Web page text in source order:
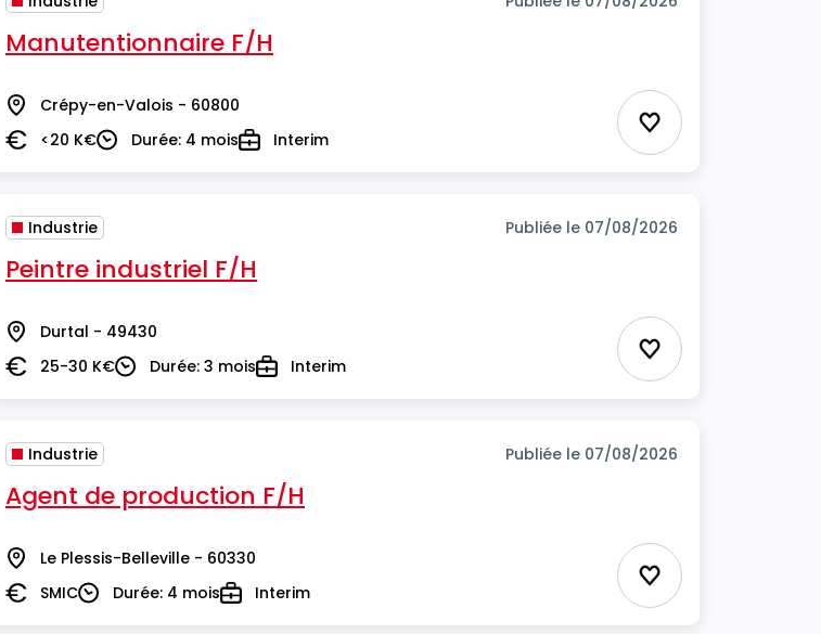
Manutentionnaire F/H
Lieu Crépy-en-Valois - 60800
Salaire<20 K€DuréeDurée: 4 moisTypeInterim Ajouter aux
Industrie Publiée le 07/08/2026
Peintre industriel F/H
Lieu Durtal - 49430
Salaire25-30 K€DuréeDurée: 3 moisTypeInterim Ajouter aux
Industrie Publiée le 07/08/2026
Agent de production F/H
Lieu Le Plessis-Belleville - 60330
Salaire
SMICDuréeDurée: 4 moisTypeInterim Ajouter aux